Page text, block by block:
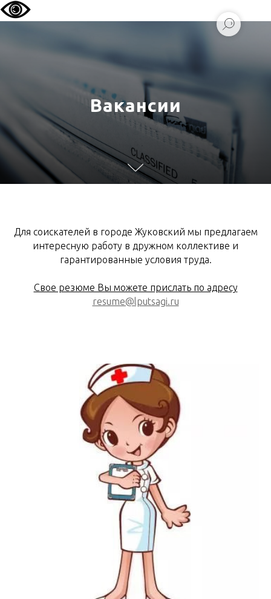
Вакансии
Для соискателей в городе Жуковский мы предлагаем
интересную работу в дружном коллективе и
гарантированные условия труда.
Свое резюме Вы можете прислать по адресу
resume@lputsagi.ru